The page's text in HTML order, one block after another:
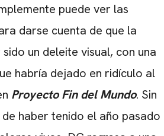
puede ver las
darse cuenta de que la
un deleite visual, con una
habría dejado en ridículo al
Proyecto Fin del Mundo. Sin
haber tenido el año pasado